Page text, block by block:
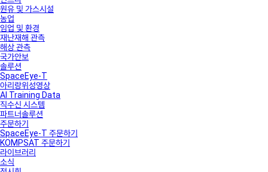
원유 및 가스시설
농업
임업 및 환경
재난재해 관측
해상 관측
국가안보
솔루션
SpaceEye-T
아리랑위성영상
AI Training Data
직수신 시스템
파트너솔루션
주문하기
SpaceEye-T 주문하기
KOMPSAT 주문하기
라이브러리
소식